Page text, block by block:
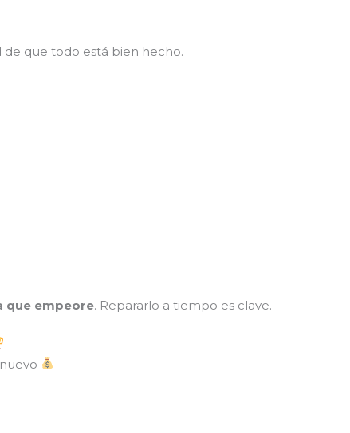
de que todo está bien hecho.
que empeore. Repararlo a tiempo es clave.